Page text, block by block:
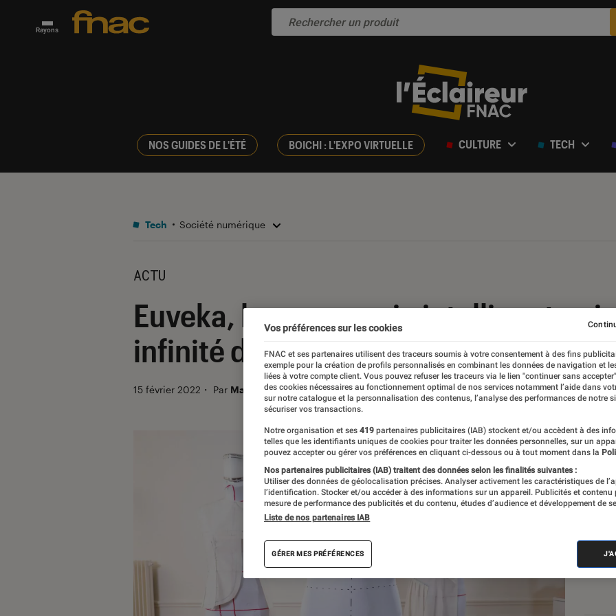
Rayons
NOS GUIDES DE L'ÉTÉ BOICHI : L'EXPO VIRTUELLE CULTURE TECH
Tech Société numérique
ACTU
Euveka, le mannequin intelligent qui
infinité de morphologies
15 février 2022 ・ Par Marion Piasecki
Vos préférences sur les cookies
FNAC et ses partenaires utilisent des traceurs soumis à votre consentement à des fins
exemple pour la création de profils personnalisés en combinant les données de navigation et
liées à votre compte client. Vous pouvez refuser les traceurs via le lien "continuer sans
des cookies nécessaires au fonctionnement optimal de nos services notamment l’aide dans
sur notre catalogue et la personnalisation des contenus, l’analyse des performances de notre
sécuriser vos transactions.
Notre organisation et ses 419 partenaires publicitaires (IAB) stockent et/ou accèdent à des
telles que les identifiants uniques de cookies pour traiter les données personnelles, sur un
pouvez accepter ou gérer vos préférences en cliquant ci-dessous ou à tout moment dans la
Nos partenaires publicitaires (IAB) traitent des données selon les finalités suivantes :
Utiliser des données de géolocalisation précises. Analyser activement les caractéristiques de
l’identification. Stocker et/ou accéder à des informations sur un appareil. Publicités et contenu
mesure de performance des publicités et du contenu, études d’audience et développement de
Liste de nos partenaires IAB
GÉRER MES PRÉFÉRENCES